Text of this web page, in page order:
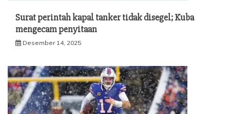
Surat perintah kapal tanker tidak disegel; Kuba
mengecam penyitaan
Desember 14, 2025